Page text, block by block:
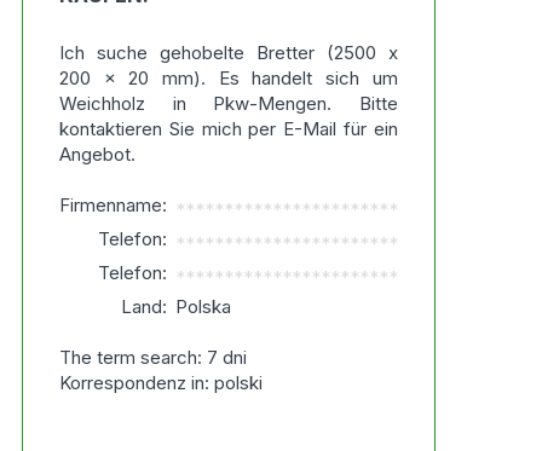
Ich suche gehobelte Bretter (2500 x
200 x 20 mm). Es handelt sich um
Weichholz in Pkw-Mengen. Bitte
kontaktieren Sie mich per E-Mail für ein
Angebot.
Firmenname: ***********************
Telefon: ***********************
Telefon: ***********************
Land: Polska
The term search: 7 dni
Korrespondenz in: polski